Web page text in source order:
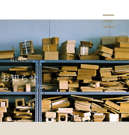
NEWS
お知らせ